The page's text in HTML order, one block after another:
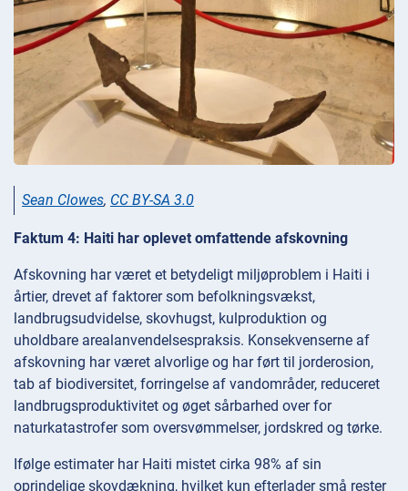
Sean Clowes, CC BY-SA 3.0
Faktum 4: Haiti har oplevet omfattende afskovning
Afskovning har været et betydeligt miljøproblem i Haiti i
årtier, drevet af faktorer som befolkningsvækst,
landbrugsudvidelse, skovhugst, kulproduktion og
uholdbare arealanvendelsespraksis. Konsekvenserne af
afskovning har været alvorlige og har ført til jorderosion,
tab af biodiversitet, forringelse af vandområder, reduceret
landbrugsproduktivitet og øget sårbarhed over for
naturkatastrofer som oversvømmelser, jordskred og tørke.
Ifølge estimater har Haiti mistet cirka 98% af sin
oprindelige skovdækning, hvilket kun efterlader små rester